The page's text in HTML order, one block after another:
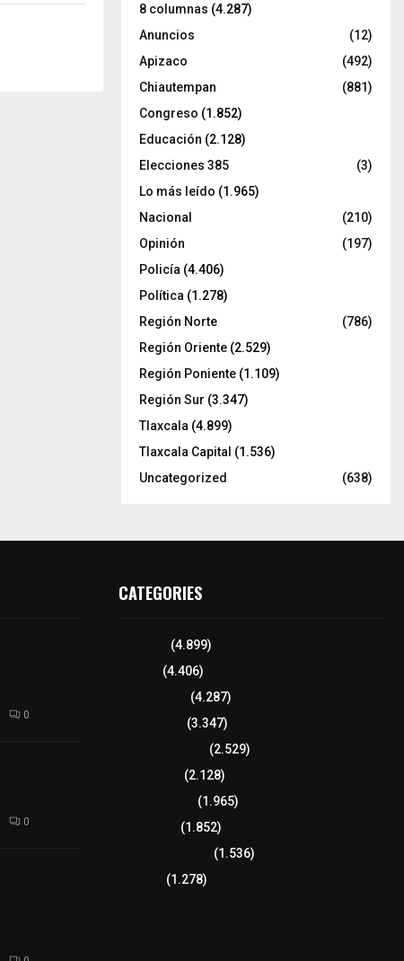
8 columnas (4.287)
Anuncios
(12)
Apizaco
(492)
Chiautempan
(881)
Congreso (1.852)
Educación (2.128)
Elecciones 385
(3)
Lo más leído (1.965)
Nacional
(210)
Opinión
(197)
Policía (4.406)
Política (1.278)
Región Norte
(786)
Región Oriente (2.529)
Región Poniente (1.109)
Región Sur (3.347)
Tlaxcala (4.899)
Tlaxcala Capital (1.536)
Uncategorized
(638)
0
0
CATEGORIES
(4.899)
(4.406)
(4.287)
(3.347)
(2.529)
(2.128)
(1.965)
(1.852)
(1.536)
(1.278)